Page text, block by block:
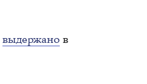
выдержано в